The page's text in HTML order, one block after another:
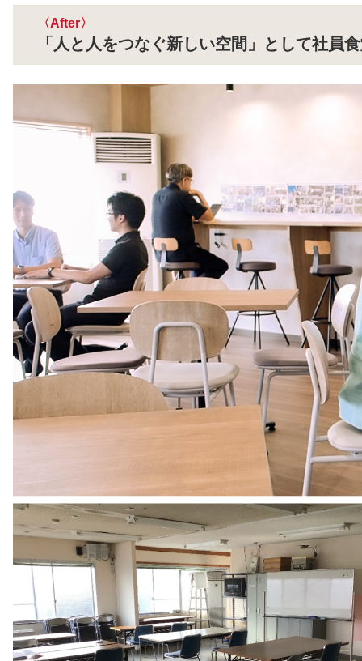
After
「人と人をつなぐ新しい空間」として社員